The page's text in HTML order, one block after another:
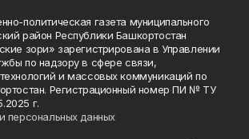
политическая газета муниципального
район Республики Башкортостан
зори» зарегистрирована в Управлении
по надзору в сфере связи,
и массовых коммуникаций по
Регистрационный номер ПИ № ТУ
г.
персональных данных